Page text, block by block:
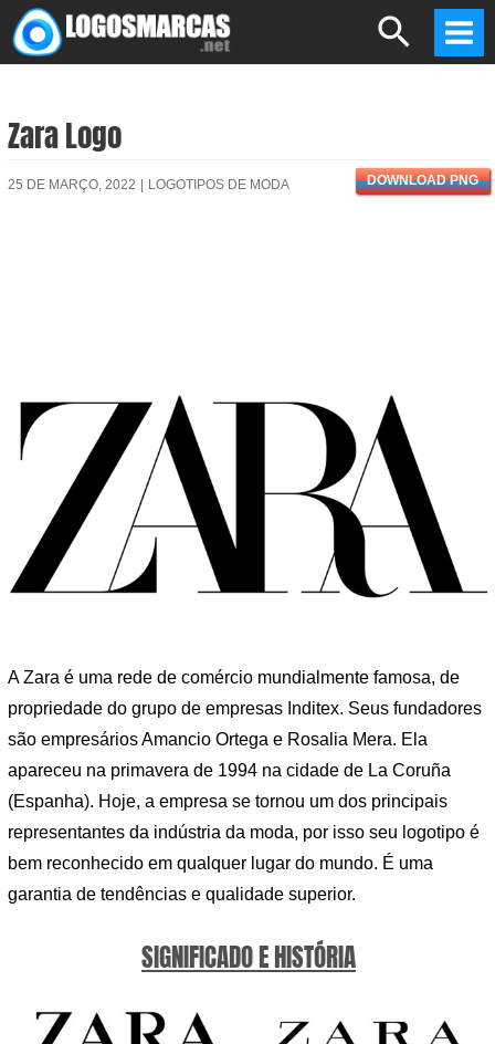
Skip
to
Search
Zara Logo
25 DE MARÇO, 2022 LOGOTIPOS DE MODA DOWNLOAD PNG
A Zara é uma rede de comércio mundialmente famosa, de
propriedade do grupo de empresas Inditex. Seus fundadores
são empresários Amancio Ortega e Rosalia Mera. Ela
apareceu na primavera de 1994 na cidade de La Coruña
(Espanha). Hoje, a empresa se tornou um dos principais
representantes da indústria da moda, por isso seu logotipo é
bem reconhecido em qualquer lugar do mundo. É uma
garantia de tendências e qualidade superior.
SIGNIFICADO E HISTÓRIA